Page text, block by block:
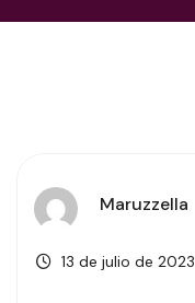
Maruzzella
13 de julio de 2023